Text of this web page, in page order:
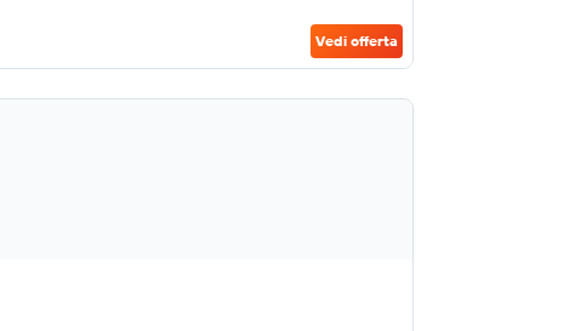
Vedi offerta